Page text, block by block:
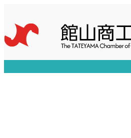
を
ス
キ
ッ